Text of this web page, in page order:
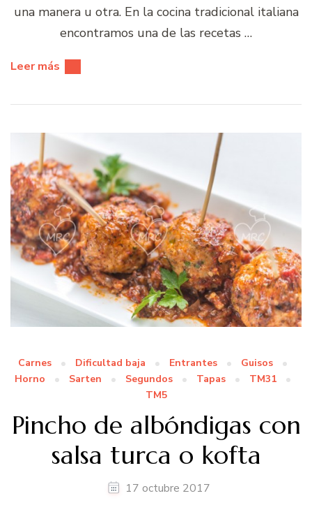
una manera u otra. En la cocina tradicional italiana
encontramos una de las recetas …
Leer más
Carnes Dificultad baja Entrantes
Guisos
Horno
Sarten Segundos Tapas
TM31
TM5
Pincho de albóndigas con
salsa turca o kofta
17 octubre 2017